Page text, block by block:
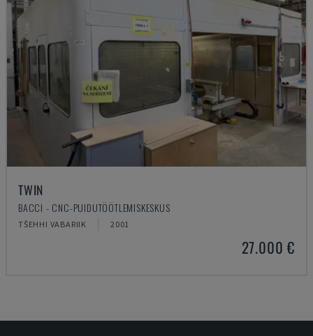
TWIN
BACCI - CNC-PUIDUTÖÖTLEMISKESKUS
TŠEHHI VABARIIK 2001
27.000 €